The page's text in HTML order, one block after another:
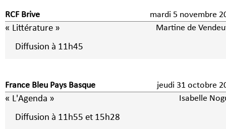
RCF Brive mardi 5 novembre
« Littérature » Martine de
Diffusion à 11h45
France Bleu Pays Basque jeudi 31 octobre
« L'Agenda » Isabelle
Diffusion à 11h55 et 15h28